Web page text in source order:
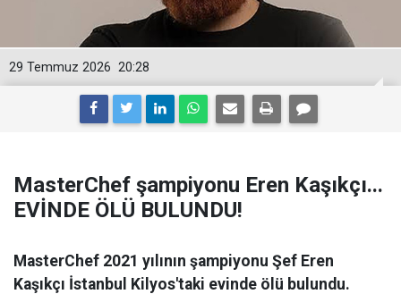
20:28
29 Temmuz 2026
MasterChef şampiyonu Eren Kaşıkçı...
EVİNDE ÖLÜ BULUNDU!
MasterChef 2021 yılının şampiyonu Şef Eren
Kaşıkçı İstanbul Kilyos'taki evinde ölü bulundu.